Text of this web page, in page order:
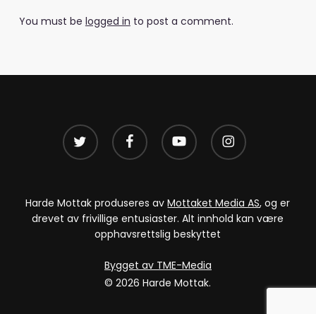
You must be logged in to post a comment.
twitter facebook youtube instagram
Harde Mottak produseres avMottaket Media AS, og er
drevet av frivillige entusiaster. Alt innhold kan være
opphavsrettslig beskyttet
Bygget av TME-Media
© 2026 Harde Mottak.